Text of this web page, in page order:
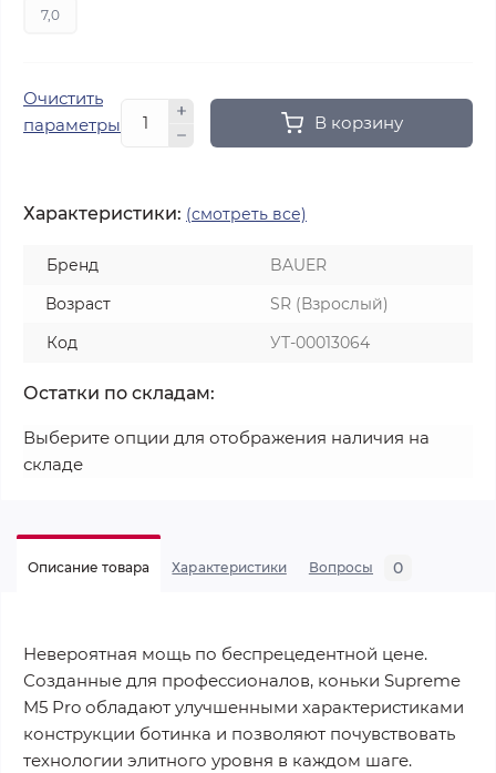
7,0
Очистить
параметры
В корзину
Характеристики: (смотреть все)
Бренд
BAUER
Возраст
SR (Взрослый)
Код
УТ-00013064
Остатки по складам:
Выберите опции для отображения наличия на
складе
Описание товара Характеристики Вопросы 0
Невероятная мощь по беспрецедентной цене.
Созданные для профессионалов, коньки Supreme
M5 Pro обладают улучшенными характеристиками
конструкции ботинка и позволяют почувствовать
технологии элитного уровня в каждом шаге.